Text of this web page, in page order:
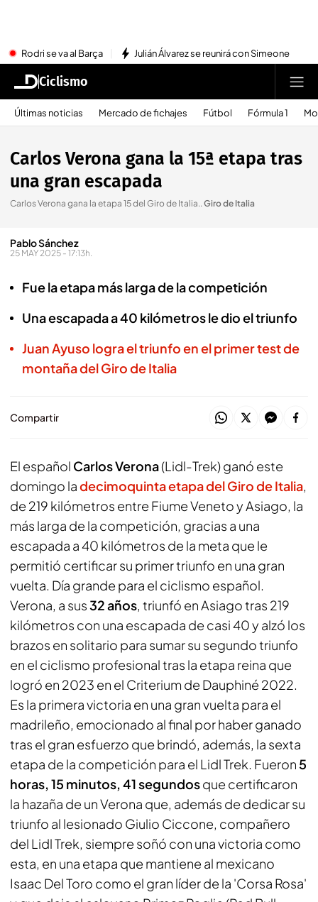
Rodri se va al Barça Julián Álvarez se reunirá con Simeone
Ciclismo
Últimas noticias Mercado de fichajes Fútbol Fórmula 1
Carlos Verona gana la 15ª etapa tras
una gran escapada
Carlos Verona gana la etapa 15 del Giro de Italia..Giro de Italia
Pablo Sánchez
25 MAY 2025 - 17:13h.
Fue la etapa más larga de la competición
Una escapada a 40 kilómetros le dio el triunfo
Juan Ayuso logra el triunfo en el primer test de
montaña del Giro de Italia
Compartir
El español Carlos Verona(Lidl-Trek) ganó este
domingo ladecimoquinta etapa delGiro de Italia,
de 219 kilómetros entre Fiume Veneto y Asiago, la
más larga de la competición, gracias a una
escapada a 40 kilómetros de la meta que le
permitió certificar su primer triunfo en una gran
vuelta. Día grande para el ciclismo español.
Verona, a sus32 años, triunfó en Asiago tras 219
kilómetros con una escapada de casi 40 y alzó los
brazos en solitario para sumar su segundo triunfo
en el ciclismo profesional tras la etapa reina que
logró en 2023 en el Criterium de Dauphiné 2022.
Es la primera victoria en una gran vuelta para el
madrileño, emocionado al final por haber ganado
tras el gran esfuerzo que brindó, además, la sexta
etapa de la competición para el Lidl Trek. Fueron 5
horas, 15 minutos, 41 segundosque certificaron
la hazaña de un Verona que, además de dedicar su
triunfo al lesionado Giulio Ciccone, compañero
del Lidl Trek, siempre soñó con una victoria como
esta, en una etapa que mantiene al mexicano
Isaac Del Toro como el gran líder de la 'Corsa Rosa'